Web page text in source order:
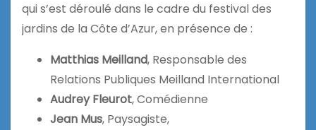
qui s’est déroulé dans le cadre du festival des
jardins de la Côte d’Azur, en présence de :
Matthias Meilland, Responsable des
Relations Publiques Meilland International
Audrey Fleurot, Comédienne
Jean Mus, Paysagiste,